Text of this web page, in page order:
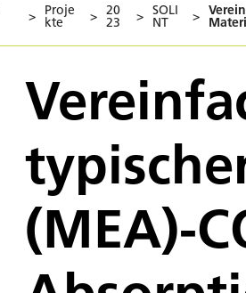
> Proje
kte > 20
23 > SOLI
NT >
(MEA)-